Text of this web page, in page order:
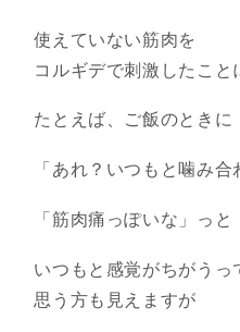
使えていない筋肉を
コルギデで刺激したこと
たとえば、ご飯のときに
「あれ？いつもと噛み
「筋肉痛っぽいな」っと
いつもと感覚がちがうっ
思う方も見えますが